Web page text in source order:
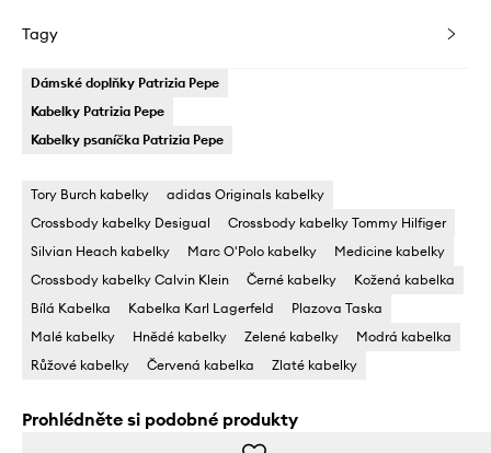
Tagy
Dámské doplňky Patrizia Pepe
Kabelky Patrizia Pepe
Kabelky psaníčka Patrizia Pepe
Tory Burch kabelky
adidas Originals kabelky
Crossbody kabelky Desigual
Crossbody kabelky Tommy Hilfiger
Silvian Heach kabelky
Marc O'Polo kabelky
Medicine kabelky
Crossbody kabelky Calvin Klein
Černé kabelky
Kožená kabelka
Bílá Kabelka
Kabelka Karl Lagerfeld
Plazova Taska
Malé kabelky
Hnědé kabelky Zelené kabelky
Modrá kabelka
Růžové kabelky
Červená kabelka Zlaté kabelky
Prohlédněte si podobné produkty